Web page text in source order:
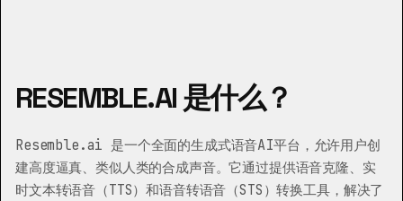
RESEMBLE.AI 是什么？
Resemble.ai 是一个全面的生成式语音AI平台，允许用户创
建高度逼真、类似人类的合成声音。它通过提供语音克隆、实
时文本转语音（TTS）和语音转语音（STS）转换工具，解决了